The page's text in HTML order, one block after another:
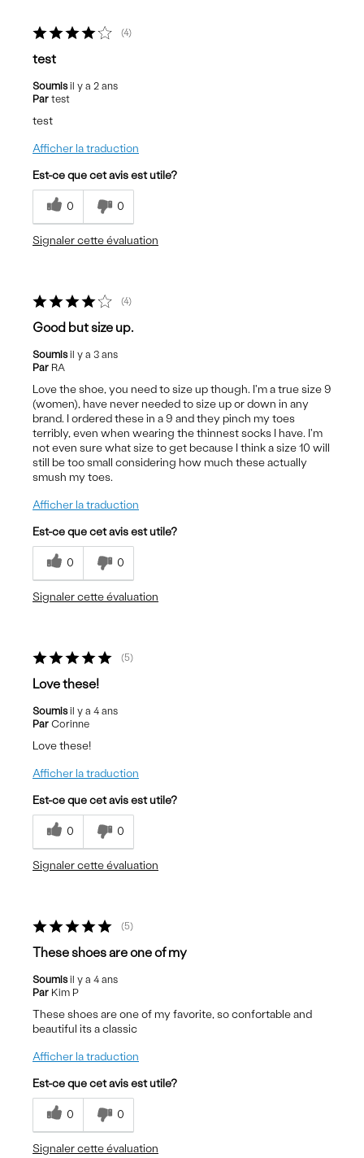
4
test
Soumisil y a 2 ans
Par test
test
Afficher la traduction
Est-ce que cet avis est utile?
0 0
Signaler cette évaluation
4
Good but size up.
Soumisil y a 3 ans
Par RA
Love the shoe, you need to size up though. I'm a true size 9
(women), have never needed to size up or down in any
brand. I ordered these in a 9 and they pinch my toes
terribly, even when wearing the thinnest socks I have. I'm
not even sure what size to get because I think a size 10 will
still be too small considering how much these actually
smush my toes.
Afficher la traduction
Est-ce que cet avis est utile?
0 0
Signaler cette évaluation
5
Love these!
Soumisil y a 4 ans
Par Corinne
Love these!
Afficher la traduction
Est-ce que cet avis est utile?
0 0
Signaler cette évaluation
5
These shoes are one of my
Soumisil y a 4 ans
Par Kim P
These shoes are one of my favorite, so confortable and
beautiful its a classic
Afficher la traduction
Est-ce que cet avis est utile?
0 0
Signaler cette évaluation